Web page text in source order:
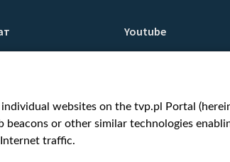
«Белсата»
смотреть
Youtube
Белсат news
Belsat English
Biełsat PL
websites on the tvp.pl Portal
or other similar technologies
traffic.